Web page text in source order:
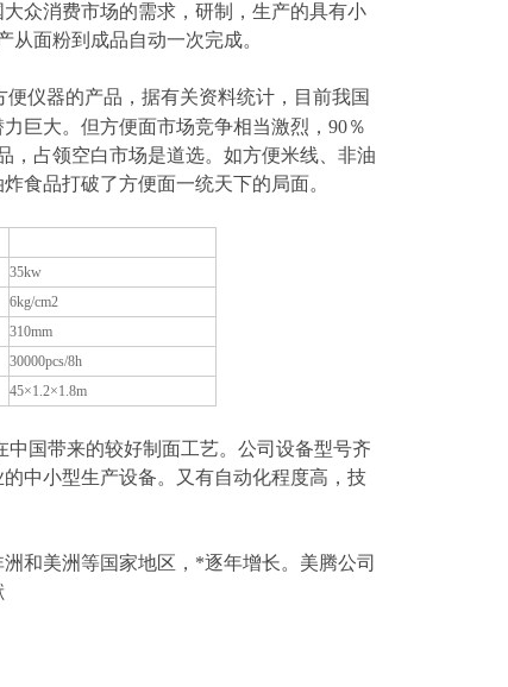
众消费市场的需求，研制，生产的具有小
面粉到成品自动一次完成。
仪器的产品，据有关资料统计，目前我国
巨大。但方便面市场竞争相当激烈，90％
，占领空白市场是道选。如方便米线、非油
食品打破了方便面一统天下的局面。
35kw
6kg/cm2
310mm
30000pcs/8h
45×1.2×1.8m
国带来的较好制面工艺。公司设备型号齐
中小型生产设备。又有自动化程度高，技
和美洲等国家地区，*逐年增长。 美腾公司